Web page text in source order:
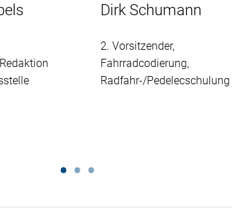
Dirk Schumann
2. Vorsitzender,
Fahrradcodierung,
Radfahr-/Pedelecschulung